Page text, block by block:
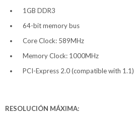
1GB DDR3
64-bit memory bus
Core Clock: 589MHz
Memory Clock: 1000MHz
PCI-Express 2.0 (compatible with 1.1)
RESOLUCIÓN MÁXIMA: